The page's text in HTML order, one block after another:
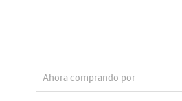
Ahora comprando por